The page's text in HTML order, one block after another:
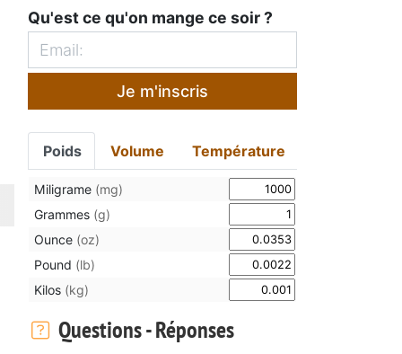
Qu'est ce qu'on mange ce soir ?
Je m'inscris
Poids Volume Température
Miligrame (mg)
Grammes (g)
Ounce (oz)
Pound (lb)
Kilos (kg)
Questions - Réponses